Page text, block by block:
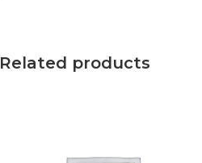
Related products